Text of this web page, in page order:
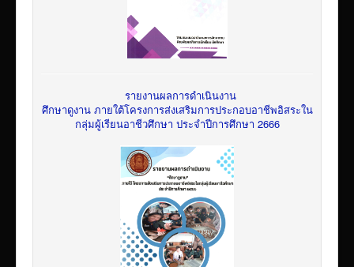
รายงานผลการดำเนินงาน
ศึกษาดูงาน ภายใต้โครงการส่งเสริมการประกอบอาชีพอิสระใน
กลุ่มผู้เรียนอาชีวศึกษา ประจำปีการศึกษา 2666